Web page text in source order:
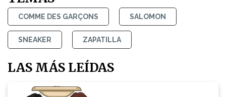
COMME DES GARÇONS SALOMON
SNEAKER ZAPATILLA
LAS MÁS LEÍDAS